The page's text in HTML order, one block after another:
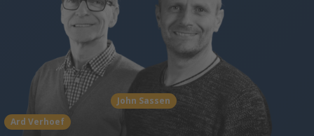
Ard Verhoef
John Sassen